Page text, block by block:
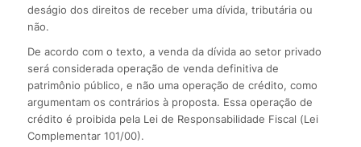
deságio dos direitos de receber uma dívida, tributária ou
não.
De acordo com o texto, a venda da dívida ao setor privado
será considerada operação de venda definitiva de
patrimônio público, e não uma operação de crédito, como
argumentam os contrários à proposta. Essa operação de
crédito é proibida pela Lei de Responsabilidade Fiscal (Lei
Complementar 101/00).